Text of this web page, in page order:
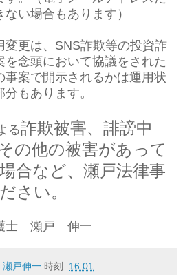
い場合もあります）
更は、SNS詐欺等の投資詐
念頭において協議をされた
事案で開示されるかは運用状
もあります。
る詐欺被害、 誹謗中
の他の被害があって
合など、瀬戸法律事
さい。
士 瀬戸 伸一
戸伸一 時刻: 16:01